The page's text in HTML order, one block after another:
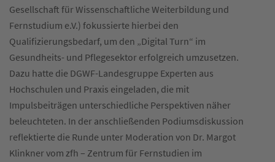
Gesellschaft für Wissenschaftliche Weiterbildung und
Fernstudium e.V.) fokussierte hierbei den
Qualifizierungsbedarf, um den „Digital Turn“ im
Gesundheits- und Pflegesektor erfolgreich umzusetzen.
Dazu hatte die DGWF-Landesgruppe Experten aus
Hochschulen und Praxis eingeladen, die mit
Impulsbeiträgen unterschiedliche Perspektiven näher
beleuchteten. In der anschließenden Podiumsdiskussion
reflektierte die Runde unter Moderation von Dr. Margot
Klinkner vom zfh – Zentrum für Fernstudien im